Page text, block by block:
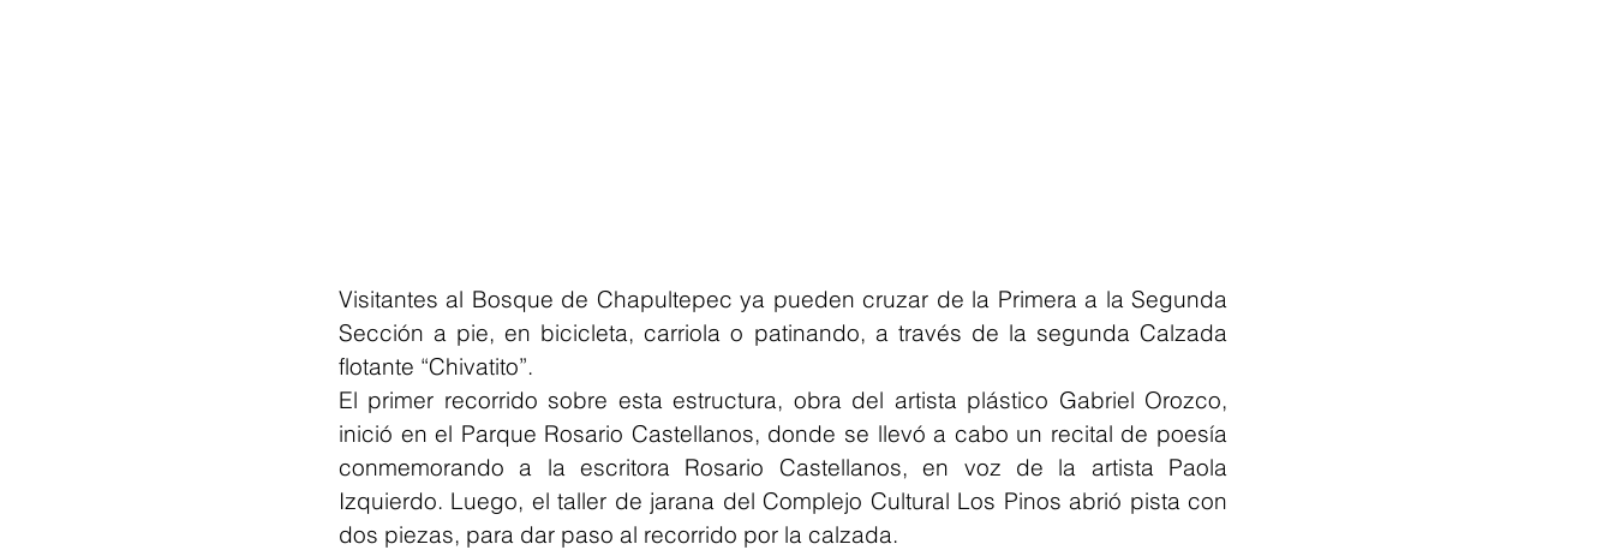
Visitantes al Bosque de Chapultepec ya pueden cruzar de la Primera a la Segunda
Sección a pie, en bicicleta, carriola o patinando, a través de la segunda Calzada
flotante “Chivatito”.
El primer recorrido sobre esta estructura, obra del artista plástico Gabriel Orozco,
inició en el Parque Rosario Castellanos, donde se llevó a cabo un recital de poesía
conmemorando a la escritora Rosario Castellanos, en voz de la artista Paola
Izquierdo. Luego, el taller de jarana del Complejo Cultural Los Pinos abrió pista con
dos piezas, para dar paso al recorrido por la calzada.